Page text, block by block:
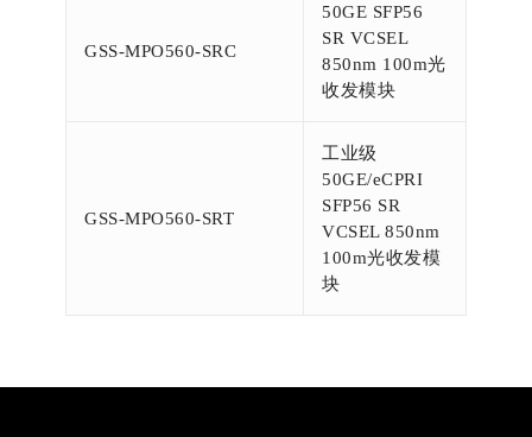
GSS-MPO560-SRC
50GE SFP56
SR VCSEL
850nm 100m光
收发模块
GSS-MPO560-SRT
工业级
50GE/eCPRI
SFP56 SR
VCSEL 850nm
100m光收发模
块